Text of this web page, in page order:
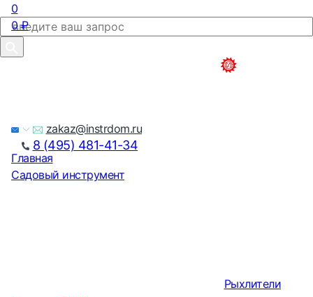
zakaz@instrdom.ru
8 (495) 481-41-34
0
0₽
Главная
Садовый инструмент
Рыхлители